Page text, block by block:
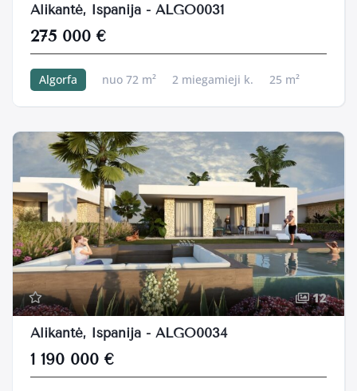
Alikantė, Ispanija - ALGO0031
275 000 €
Algorfa nuo 72 m² 2 miegamieji k. 25 m²
12
Alikantė, Ispanija - ALGO0034
1 190 000 €